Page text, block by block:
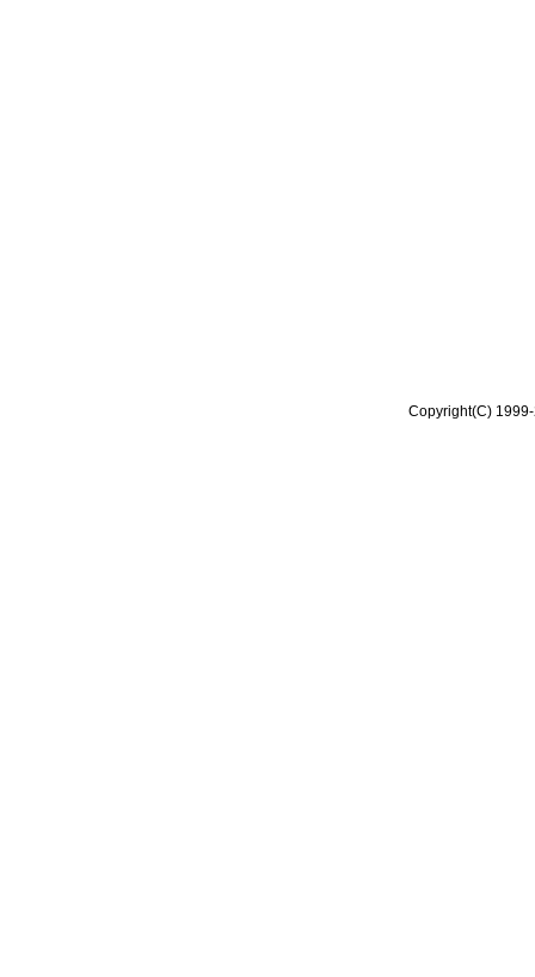
Copyright(C)